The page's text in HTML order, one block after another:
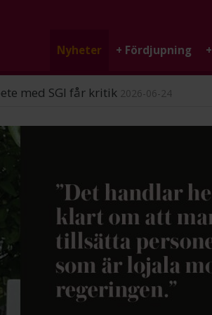
Nyheter + Fördjupning +
2026-06-25